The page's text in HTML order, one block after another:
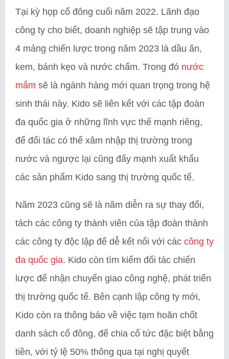
Tại kỳ họp cổ đông cuối năm 2022. Lãnh đạo
công ty cho biết, doanh nghiệp sẽ tập trung vào
4 mảng chiến lược trong năm 2023 là dầu ăn,
kem, bánh kẹo và nước chấm. Trong đó nước
mắm sẽ là ngành hàng mới quan trọng trong hệ
sinh thái này. Kido sẽ liên kết với các tập đoàn
đa quốc gia ở những lĩnh vực thế mạnh riêng,
để đối tác có thể xâm nhập thị trường trong
nước và ngược lại cũng đẩy mạnh xuất khẩu
các sản phẩm Kido sang thị trường quốc tế.
Năm 2023 cũng sẽ là năm diễn ra sự thay đổi,
tách các công ty thành viên của tập đoàn thành
các công ty độc lập để dễ kết nối với các công ty
đa quốc gia. Kido còn tìm kiếm đối tác chiến
lược để nhận chuyển giao công nghệ, phát triển
thị trường quốc tế. Bên cạnh lập công ty mới,
Kido còn ra thông báo về việc tạm hoãn chốt
danh sách cổ đông, để chia cổ tức đặc biệt bằng
tiền, với tỷ lệ 50% thông qua tại nghị quyết